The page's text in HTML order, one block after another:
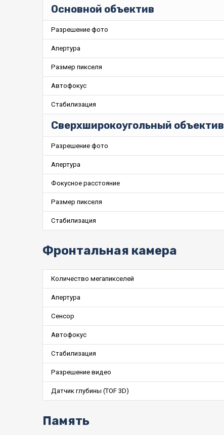
Основной объектив
Разрешение фото
Апертура
Размер пикселя
Автофокус
Стабилизация
Сверхширокоугольный объектив
Разрешение фото
Апертура
Фокусное расстояние
Размер пикселя
Стабилизация
Фронтальная камера
Количество мегапикселей
Апертура
Сенсор
Автофокус
Стабилизация
Разрешение видео
Датчик глубины (TOF 3D)
Память